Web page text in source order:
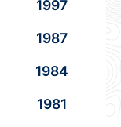
1997
1987
1984
1981